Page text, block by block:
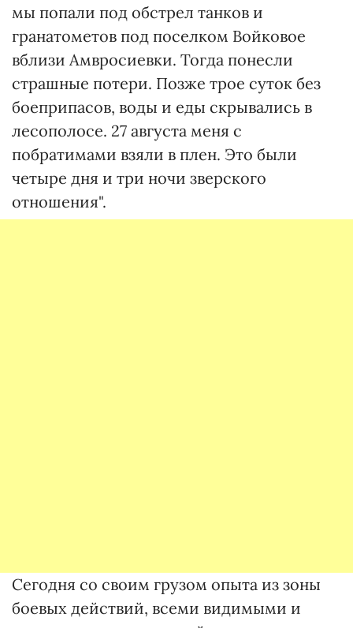
мы попали под обстрел танков и
гранатометов под поселком Войковое
вблизи Амвросиевки. Тогда понесли
страшные потери. Позже трое суток без
боеприпасов, воды и еды скрывались в
лесополосе. 27 августа меня с
побратимами взяли в плен. Это были
четыре дня и три ночи зверского
отношения".
Сегодня со своим грузом опыта из зоны
боевых действий, всеми видимыми и